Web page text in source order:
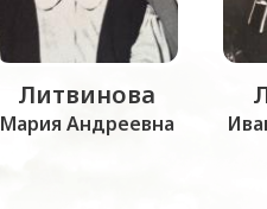
Литвинова
Мария Андреевна